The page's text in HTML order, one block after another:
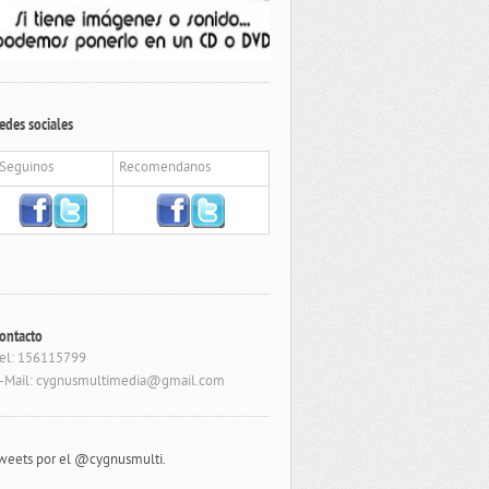
sociales
Seguinos
E-Mail: cygnusmultimedia@gmail.com
Tweets por el @cygnusmulti.